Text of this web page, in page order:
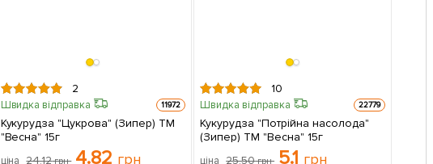
2
Швидка відправка 11972
Кукурудза "Цукрова" (Зипер) ТМ
"Весна" 15г
ціна 24.12грн 4.82 грн
10
Швидка відправка 22779
Кукурудза "Потрійна насолода"
(Зипер) ТМ "Весна" 15г
ціна 25.50грн 5.1 грн